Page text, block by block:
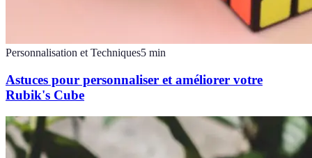
Personnalisation et Techniques5 min
Astuces pour personnaliser et améliorer votre
Rubik's Cube